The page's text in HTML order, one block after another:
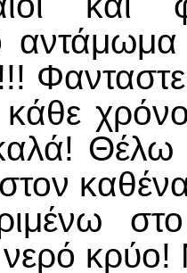
Θέλω